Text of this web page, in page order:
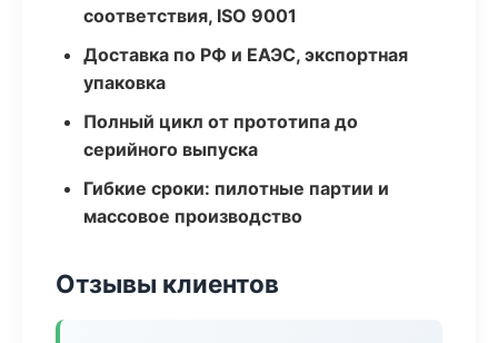
соответствия, ISO 9001
Доставка по РФ и ЕАЭС, экспортная
упаковка
Полный цикл от прототипа до
серийного выпуска
Гибкие сроки: пилотные партии и
массовое производство
Отзывы клиентов